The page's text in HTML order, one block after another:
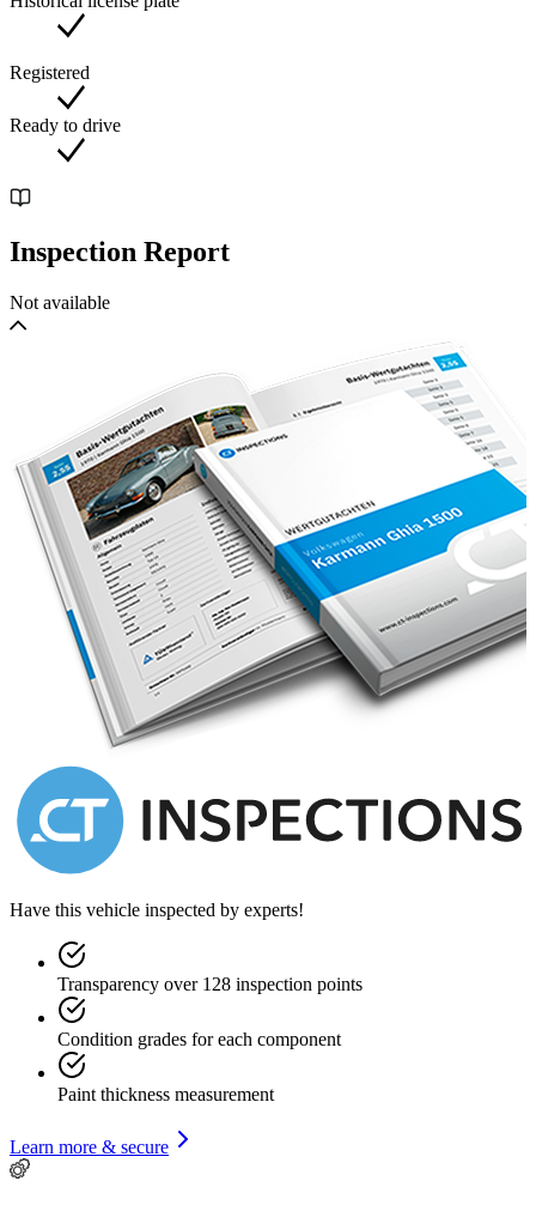
Registered
Ready to drive
Inspection Report
Not available
Have this vehicle inspected by experts!
Transparency over 128 inspection points
Condition grades for each component
Paint thickness measurement
Learn more & secure